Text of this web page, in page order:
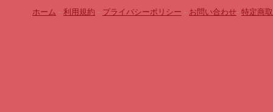
ホーム - 利用規約 - プライバシーポリシー - お問い合わせ- 特定商